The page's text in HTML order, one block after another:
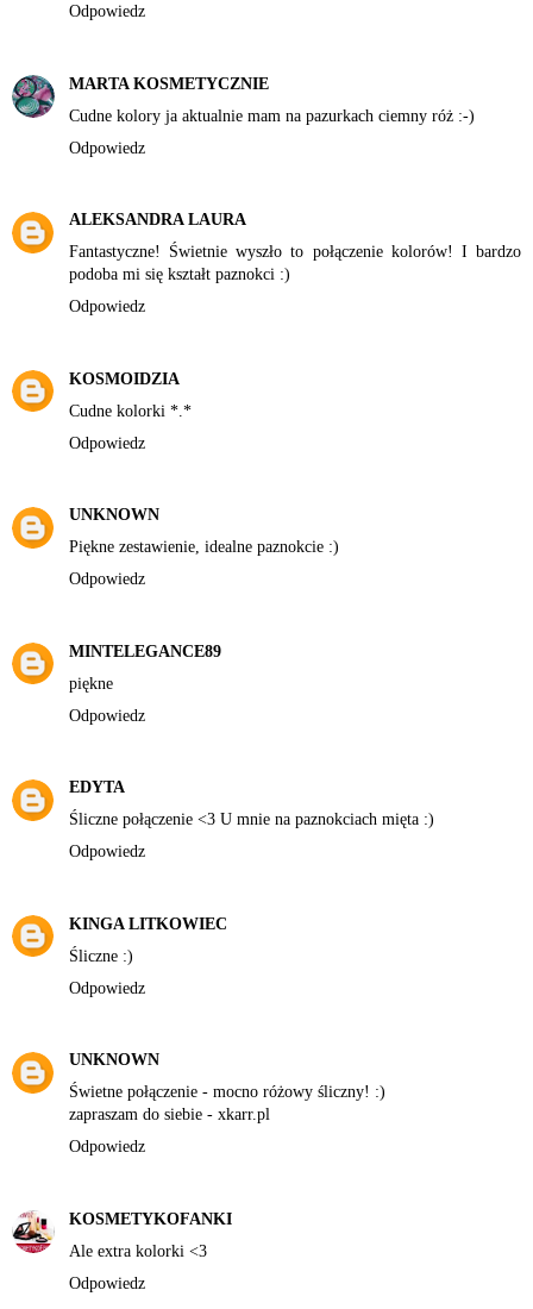
Odpowiedz
MARTA KOSMETYCZNIE
Cudne kolory ja aktualnie mam na pazurkach ciemny róż :-)
Odpowiedz
ALEKSANDRA LAURA
Fantastyczne! Świetnie wyszło to połączenie kolorów! I bardzo
podoba mi się kształt paznokci :)
Odpowiedz
KOSMOIDZIA
Cudne kolorki *.*
Odpowiedz
UNKNOWN
Piękne zestawienie, idealne paznokcie :)
Odpowiedz
MINTELEGANCE89
piękne
Odpowiedz
EDYTA
Śliczne połączenie <3 U mnie na paznokciach mięta :)
Odpowiedz
KINGA LITKOWIEC
Śliczne :)
Odpowiedz
UNKNOWN
Świetne połączenie - mocno różowy śliczny! :)
zapraszam do siebie - xkarr.pl
Odpowiedz
KOSMETYKOFANKI
Ale extra kolorki <3
Odpowiedz